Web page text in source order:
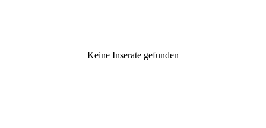
Keine Inserate gefunden